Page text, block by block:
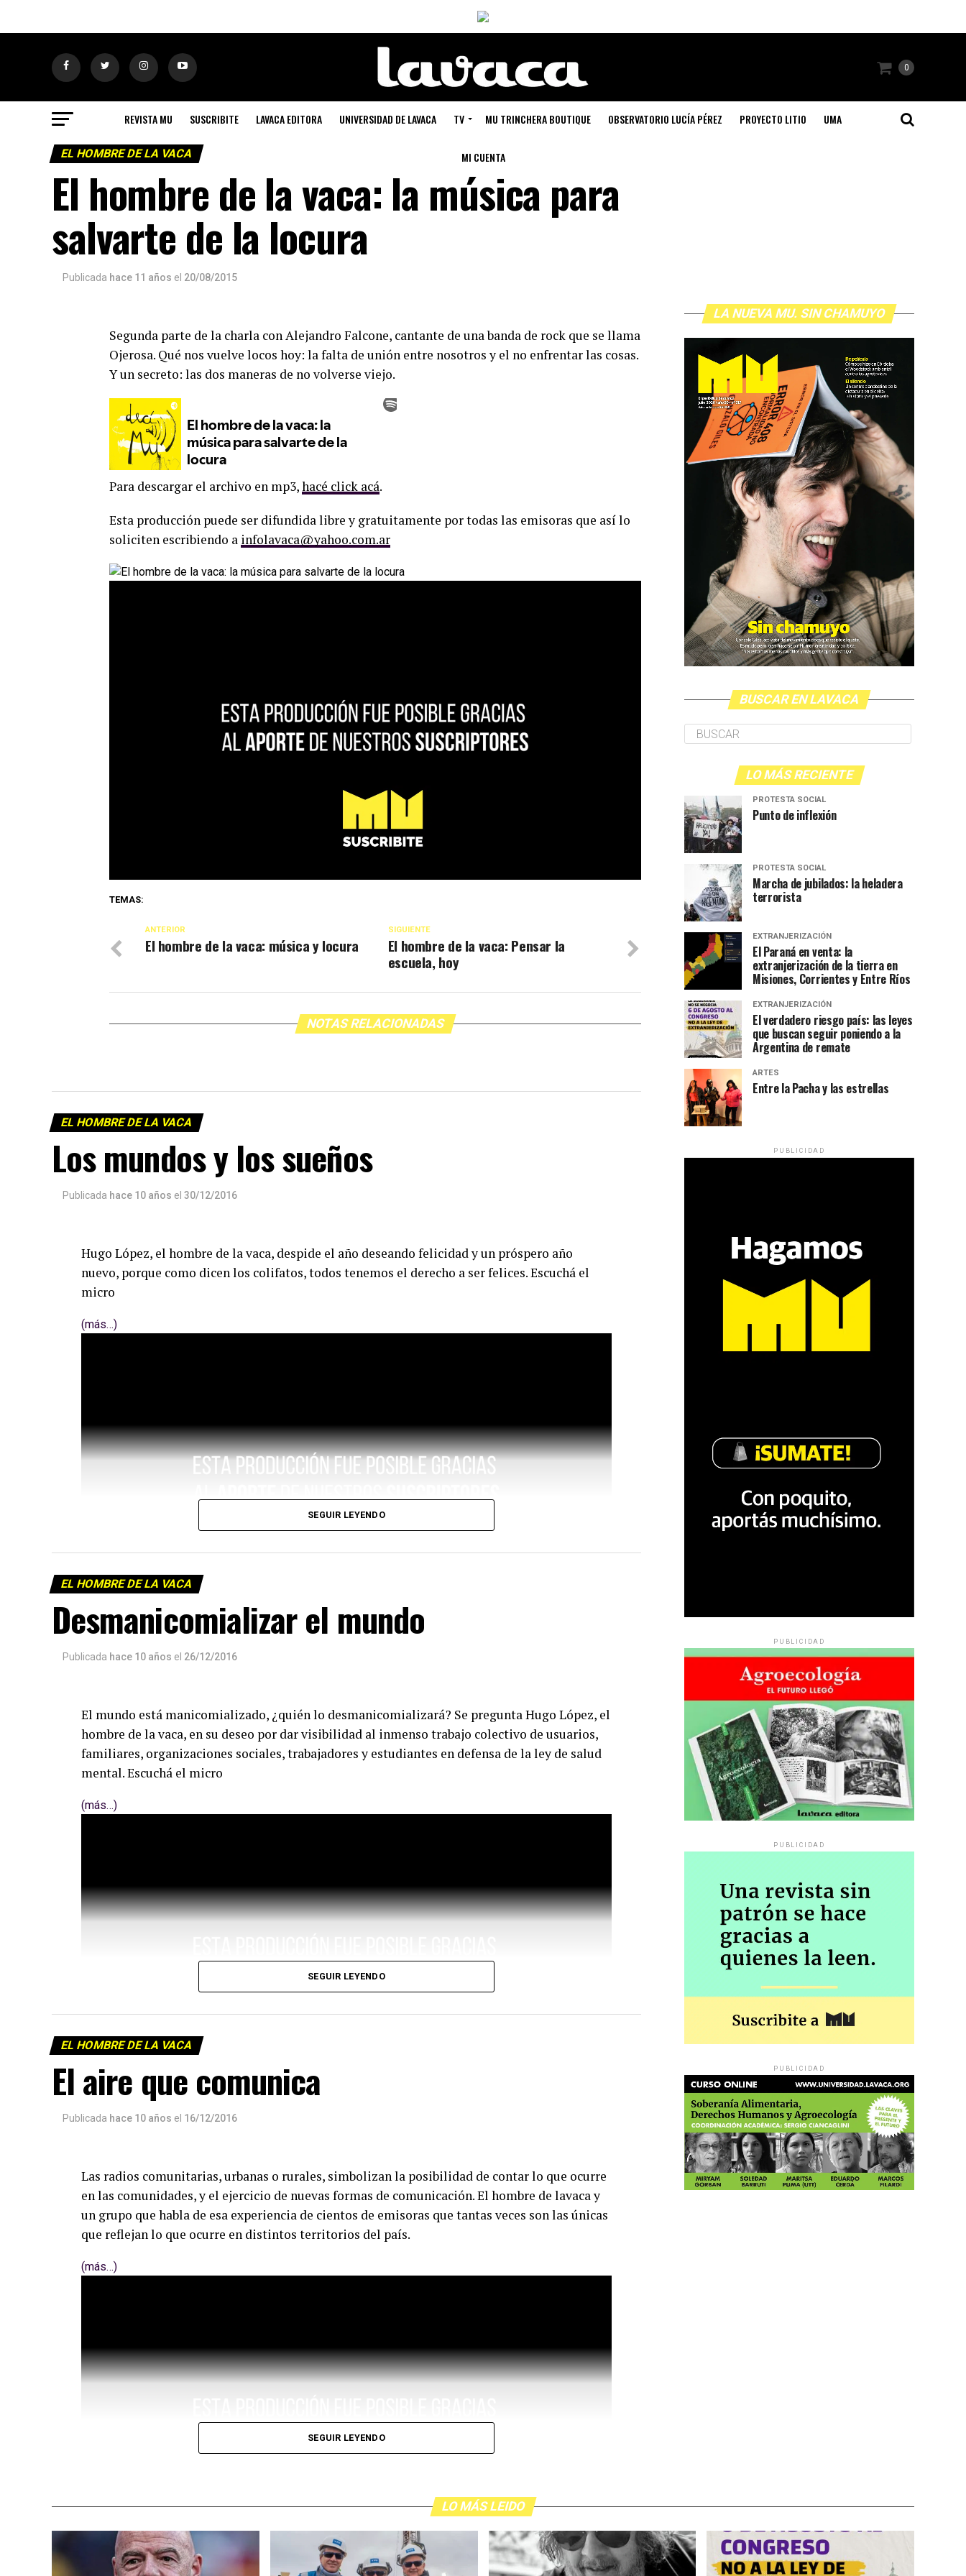
0
REVISTA MU SUSCRIBITE LAVACA EDITORA UNIVERSIDAD DE LAVACA TV MU TRINCHERA BOUTIQUE OBSERVATORIO LUCÍA PÉREZ PROYECTO LITIO UMA
MI CUENTA
EL HOMBRE DE LA VACA
El hombre de la vaca: la música para
salvarte de la locura
Publicada hace 11 años el 20/08/2015
Segunda parte de la charla con Alejandro Falcone, cantante de una banda de rock que se llama
Ojerosa. Qué nos vuelve locos hoy: la falta de unión entre nosotros y el no enfrentar las cosas.
Y un secreto: las dos maneras de no volverse viejo.
Para descargar el archivo en mp3,hacé click acá.
Esta producción puede ser difundida libre y gratuitamente por todas las emisoras que así lo
soliciten escribiendo a infolavaca@yahoo.com.ar
TEMAS:
SIGUIENTE
El hombre de la vaca: Pensar la
escuela, hoy
ANTERIOR
El hombre de la vaca: música y locura
NOTAS RELACIONADAS
EL HOMBRE DE LA VACA
Los mundos y los sueños
Publicada hace 10 años el 30/12/2016
Hugo López, el hombre de la vaca, despide el año deseando felicidad y un próspero año
nuevo, porque como dicen los colifatos, todos tenemos el derecho a ser felices. Escuchá el
micro
(más…)
SEGUIR LEYENDO
EL HOMBRE DE LA VACA
Desmanicomializar el mundo
Publicada hace 10 años el 26/12/2016
El mundo está manicomializado, ¿quién lo desmanicomializará? Se pregunta Hugo López, el
hombre de la vaca, en su deseo por dar visibilidad al inmenso trabajo colectivo de usuarios,
familiares, organizaciones sociales, trabajadores y estudiantes en defensa de la ley de salud
mental. Escuchá el micro
(más…)
SEGUIR LEYENDO
EL HOMBRE DE LA VACA
El aire que comunica
Publicada hace 10 años el 16/12/2016
Las radios comunitarias, urbanas o rurales, simbolizan la posibilidad de contar lo que ocurre
en las comunidades, y el ejercicio de nuevas formas de comunicación. El hombre de lavaca y
un grupo que habla de esa experiencia de cientos de emisoras que tantas veces son las únicas
que reflejan lo que ocurre en distintos territorios del país.
(más…)
SEGUIR LEYENDO
LA NUEVA MU. SIN CHAMUYO
BUSCAR EN LAVACA
LO MÁS RECIENTE
PROTESTA SOCIAL
Punto de inflexión
PROTESTA SOCIAL
Marcha de jubilados: la heladera
terrorista
EXTRANJERIZACIÓN
El Paraná en venta: la
extranjerización de la tierra en
Misiones, Corrientes y Entre Ríos
EXTRANJERIZACIÓN
El verdadero riesgo país: las leyes
que buscan seguir poniendo a la
Argentina de remate
ARTES
Entre la Pacha y las estrellas
PUBLICIDAD
PUBLICIDAD
PUBLICIDAD
PUBLICIDAD
LO MÁS LEIDO